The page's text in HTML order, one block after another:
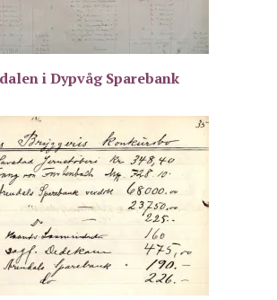
i Dypvåg Sparebank